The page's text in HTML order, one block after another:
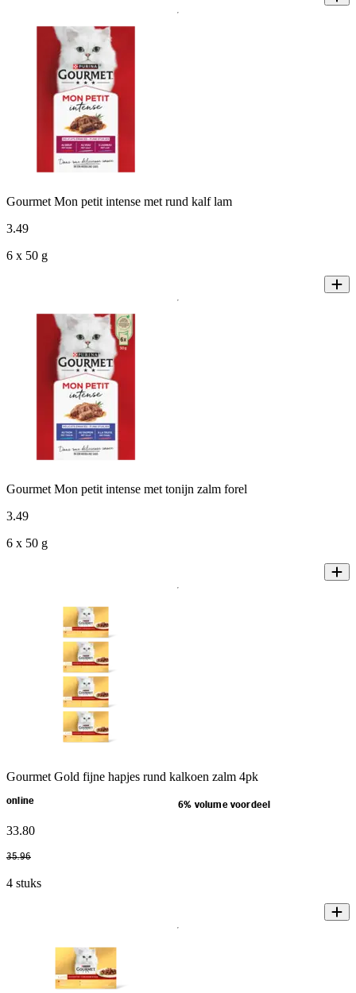
Gourmet Mon petit intense met rund kalf lam
3.49
6 x 50 g
Gourmet Mon petit intense met tonijn zalm forel
3.49
6 x 50 g
Gourmet Gold fijne hapjes rund kalkoen zalm 4pk
online 6% volume voordeel
33.80
35.96
4 stuks